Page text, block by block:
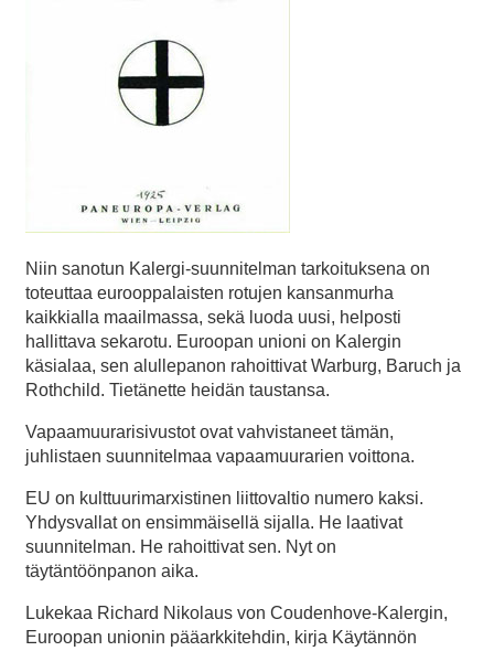
Niin sanotun Kalergi-suunnitelman tarkoituksena on
toteuttaa eurooppalaisten rotujen kansanmurha
kaikkialla maailmassa, sekä luoda uusi, helposti
hallittava sekarotu. Euroopan unioni on Kalergin
käsialaa, sen alullepanon rahoittivat Warburg, Baruch ja
Rothchild. Tietänette heidän taustansa.
Vapaamuurarisivustot ovat vahvistaneet tämän,
juhlistaen suunnitelmaa vapaamuurarien voittona.
EU on kulttuurimarxistinen liittovaltio numero kaksi.
Yhdysvallat on ensimmäisellä sijalla. He laativat
suunnitelman. He rahoittivat sen. Nyt on
täytäntöönpanon aika.
Lukekaa Richard Nikolaus von Coudenhove-Kalergin,
Euroopan unionin pääarkkitehdin, kirja Käytännön